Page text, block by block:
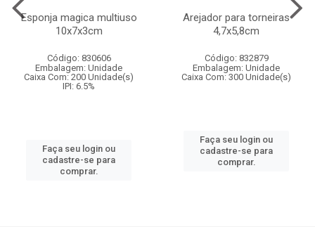
Esponja magica multiuso
10x7x3cm
Código: 830606
Embalagem: Unidade
Caixa Com: 200 Unidade(s)
IPI: 6.5%
Faça seu login ou
cadastre-se para
comprar.
Arejador para torneiras
4,7x5,8cm
Código: 832879
Embalagem: Unidade
Caixa Com: 300 Unidade(s)
Faça seu login ou
cadastre-se para
comprar.